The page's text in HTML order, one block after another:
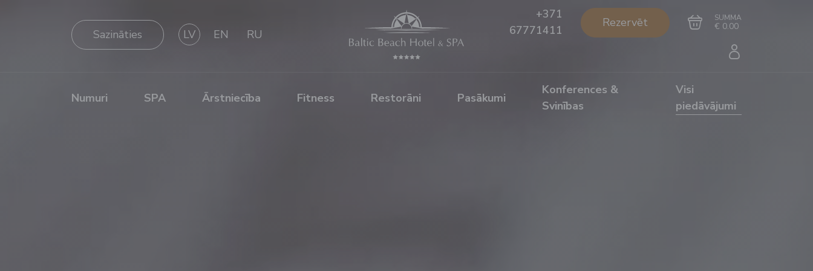
Sazināties LV EN RU
+371
67771411
Rezervēt SUMMA
€ 0.00
Numuri SPA Ārstniecība Fitness Restorāni Pasākumi
Konferences &
Svinības
Visi
piedāvājumi